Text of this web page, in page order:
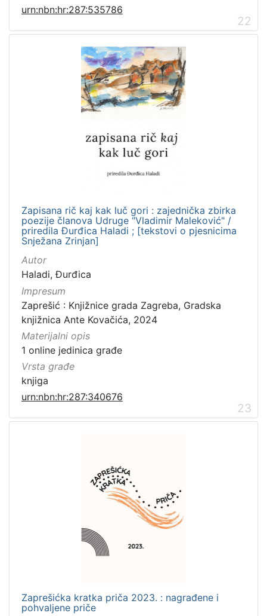
urn:nbn:hr:287:535786
22
Zapisana rič kaj kak luč gori : zajednička zbirka
poezije članova Udruge "Vladimir Maleković" /
priredila Đurđica Haladi ; [tekstovi o pjesnicima
Snježana Zrinjan]
Autor
Haladi, Đurđica
Impresum
Zaprešić : Knjižnice grada Zagreba, Gradska
knjižnica Ante Kovačića, 2024
Materijalni opis
1 online jedinica građe
Vrsta građe
knjiga
urn:nbn:hr:287:340676
23
Zaprešićka kratka priča 2023. : nagrađene i
pohvaljene priče